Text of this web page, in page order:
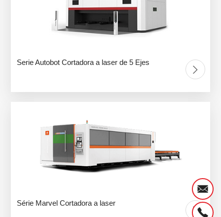
Serie Autobot Cortadora a laser de 5 Ejes
Série Marvel Cortadora a laser